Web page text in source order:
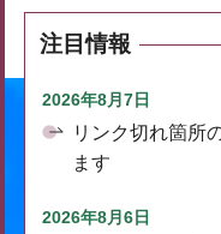
注目情報
2026年8月7日
リンク切れ箇所
ます
2026年8月6日